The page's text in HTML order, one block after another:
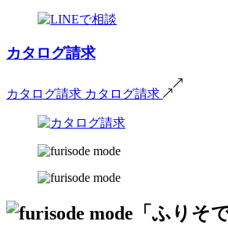
カタログ請求
カタログ請求 カタログ請求